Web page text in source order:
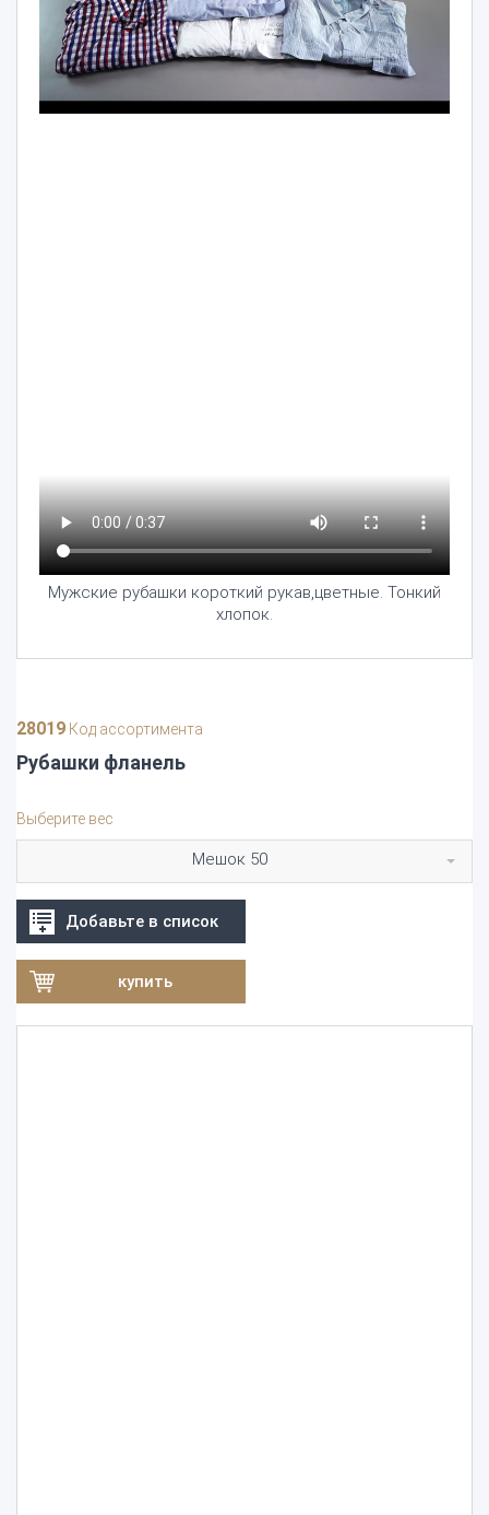
Мужские рубашки короткий рукав,цветные. Тонкий
хлопок.
28019 Код ассортимента
Рубашки фланель
Выберите вес
Мешок 50
Добавьте в список
купить